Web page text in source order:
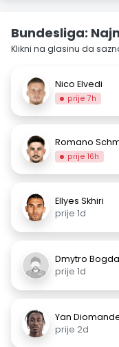
Bundesliga:
Klikni na glasinu da
Nico Elvedi
prije 7h
Romano
prije 16h
Ellyes Skhiri
prije 1d
Dmytro
prije 1d
Yan
prije 2d